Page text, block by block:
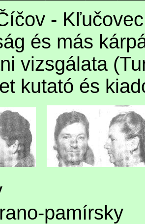
-
és más
vizsgálata
kutató és